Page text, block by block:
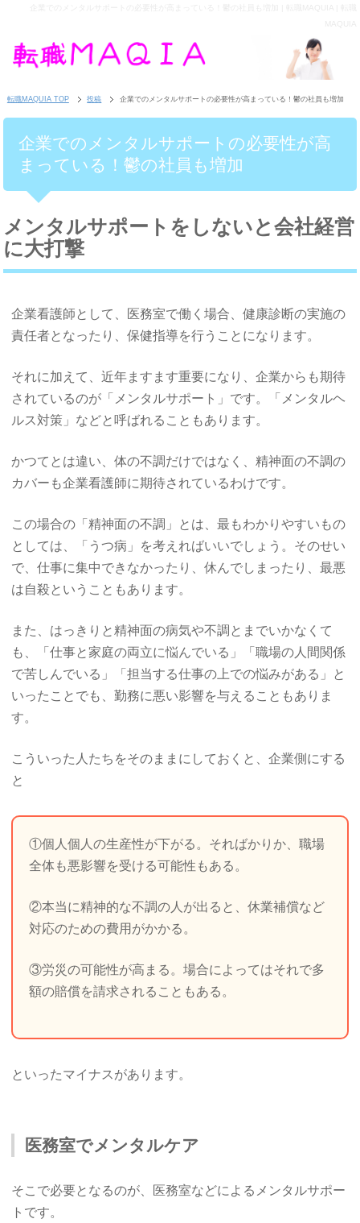
転職MAQUIA TOP 投稿 企業でのメンタルサポートの必要性が高まっている！鬱の社員も増加
企業でのメンタルサポートの必要性が高
まっている！鬱の社員も増加
メンタルサポートをしないと会社経営
に大打撃
企業看護師として、医務室で働く場合、健康診断の実施の
責任者となったり、保健指導を行うことになります。
それに加えて、近年ますます重要になり、企業からも期待
されているのが「メンタルサポート」です。「メンタルヘ
ルス対策」などと呼ばれることもあります。
かつてとは違い、体の不調だけではなく、精神面の不調の
カバーも企業看護師に期待されているわけです。
この場合の「精神面の不調」とは、最もわかりやすいもの
としては、「うつ病」を考えればいいでしょう。そのせい
で、仕事に集中できなかったり、休んでしまったり、最悪
は自殺ということもあります。
また、はっきりと精神面の病気や不調とまでいかなくて
も、「仕事と家庭の両立に悩んでいる」「職場の人間関係
で苦しんでいる」「担当する仕事の上での悩みがある」と
いったことでも、勤務に悪い影響を与えることもありま
す。
こういった人たちをそのままにしておくと、企業側にする
と
①個人個人の生産性が下がる。そればかりか、職場
全体も悪影響を受ける可能性もある。
②本当に精神的な不調の人が出ると、休業補償など
対応のための費用がかかる。
③労災の可能性が高まる。場合によってはそれで多
額の賠償を請求されることもある。
といったマイナスがあります。
医務室でメンタルケア
そこで必要となるのが、医務室などによるメンタルサポー
トです。